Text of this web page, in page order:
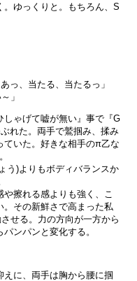
ゆっくりと。もちろん、S
っ、当たる、当たるっ」
」
しゃげて嘘が無い』事で『G
れた。両手で鷲掴み、揉み
ていた。好きな相手のπ乙な
う)よりもボディバランスか
擦れる感よりも強く、こ
。その新鮮さで高まった私
せる。力の方向が一方から
ンパンと変化する。
に、両手は胸から腰に掴